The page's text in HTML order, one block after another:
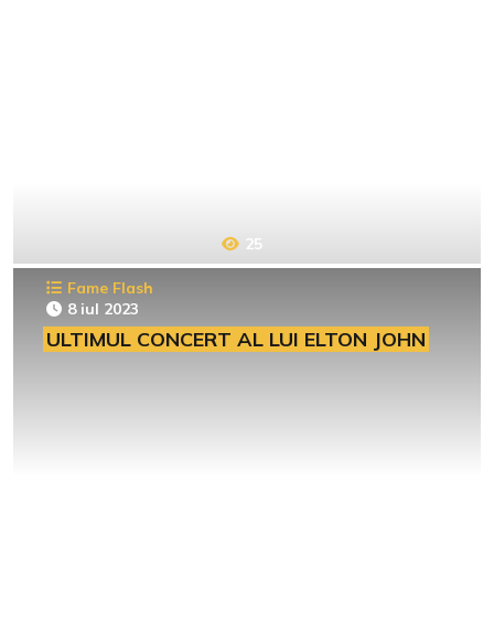
25
Fame Flash
8 iul 2023
ULTIMUL CONCERT AL LUI ELTON JOHN